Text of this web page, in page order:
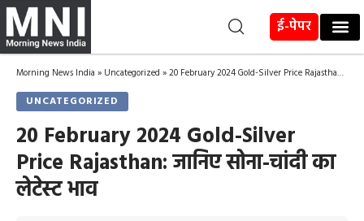
ई-पेपर
Morning News India » Uncategorized »20 February 2024 Gold-Silver Price Rajasthan: जानिए सोना-चांदी का लेटेस्ट भाव
UNCATEGORIZED
20 February 2024 Gold-Silver
Price Rajasthan: जानिए सोना-चांदी का
लेटेस्ट भाव